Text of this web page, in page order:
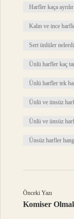
Harfler kaça ayrılır
Kalın ve ince
Sert ünlüler
Ünlü harfler kaç
Ünlü harfler tek
Ünlü ve ünsüz
Ünlü ve ünsüz
Ünsüz harfler
Önceki Yazı
Komiser